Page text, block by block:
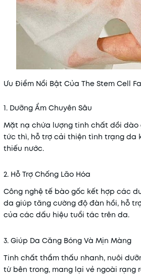
Ưu Điểm Nổi Bật Của The Stem Cell
1. Dưỡng Ẩm Chuyên Sâu
Mặt nạ chứa lượng tinh chất dồi dào
tức thì, hỗ trợ cải thiện tình trạng da
thiếu nước.
2. Hỗ Trợ Chống Lão Hóa
Công nghệ tế bào gốc kết hợp các
da giúp tăng cường độ đàn hồi, hỗ
của các dấu hiệu tuổi tác trên da.
3. Giúp Da Căng Bóng Và Mịn Màng
Tinh chất thẩm thấu nhanh, nuôi
từ bên trong, mang lại vẻ ngoài rạng